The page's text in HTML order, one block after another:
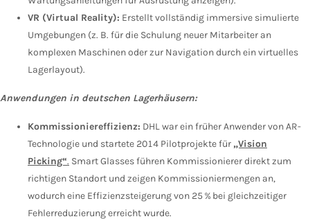
VR (Virtual Reality): Erstellt vollständig immersive simulierte
Umgebungen (z. B. für die Schulung neuer Mitarbeiter an
komplexen Maschinen oder zur Navigation durch ein virtuelles
Lagerlayout).
Anwendungen in deutschen Lagerhäusern:
Kommissioniereffizienz: DHL war ein früher Anwender von AR-
Technologie und startete 2014 Pilotprojekte für „Vision
Picking“. Smart Glasses führen Kommissionierer direkt zum
richtigen Standort und zeigen Kommissioniermengen an,
wodurch eine Effizienzsteigerung von 25 % bei gleichzeitiger
Fehlerreduzierung erreicht wurde.